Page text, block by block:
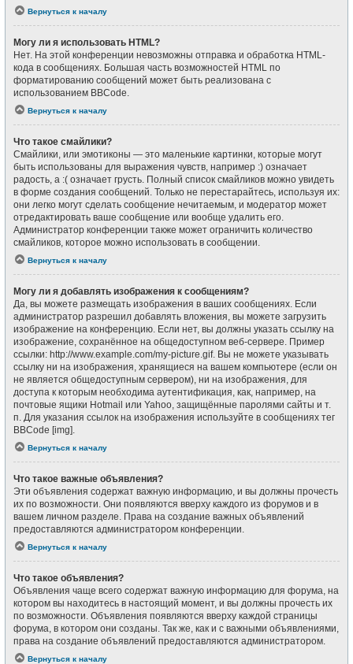
Вернуться к началу
Могу ли я использовать HTML?
Нет. На этой конференции невозможны отправка и обработка HTML-
кода в сообщениях. Большая часть возможностей HTML по
форматированию сообщений может быть реализована с
использованием BBCode.
Вернуться к началу
Что такое смайлики?
Смайлики, или эмотиконы — это маленькие картинки, которые могут
быть использованы для выражения чувств, например :) означает
радость, а :( означает грусть. Полный список смайликов можно увидеть
в форме создания сообщений. Только не перестарайтесь, используя их:
они легко могут сделать сообщение нечитаемым, и модератор может
отредактировать ваше сообщение или вообще удалить его.
Администратор конференции также может ограничить количество
смайликов, которое можно использовать в сообщении.
Вернуться к началу
Могу ли я добавлять изображения к сообщениям?
Да, вы можете размещать изображения в ваших сообщениях. Если
администратор разрешил добавлять вложения, вы можете загрузить
изображение на конференцию. Если нет, вы должны указать ссылку на
изображение, сохранённое на общедоступном веб-сервере. Пример
ссылки: http://www.example.com/my-picture.gif. Вы не можете указывать
ссылку ни на изображения, хранящиеся на вашем компьютере (если он
не является общедоступным сервером), ни на изображения, для
доступа к которым необходима аутентификация, как, например, на
почтовые ящики Hotmail или Yahoo, защищённые паролями сайты и т.
п. Для указания ссылок на изображения используйте в сообщениях тег
BBCode [img].
Вернуться к началу
Что такое важные объявления?
Эти объявления содержат важную информацию, и вы должны прочесть
их по возможности. Они появляются вверху каждого из форумов и в
вашем личном разделе. Права на создание важных объявлений
предоставляются администратором конференции.
Вернуться к началу
Что такое объявления?
Объявления чаще всего содержат важную информацию для форума, на
котором вы находитесь в настоящий момент, и вы должны прочесть их
по возможности. Объявления появляются вверху каждой страницы
форума, в котором они созданы. Так же, как и с важными объявлениями,
права на создание объявлений предоставляются администратором.
Вернуться к началу